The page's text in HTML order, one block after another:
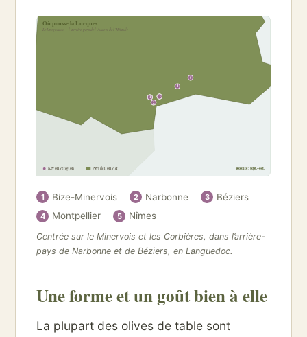
1
2
3
4
5
Où pousse la Lucques
Le Languedoc — l’arrière-pays de l’Aude et de l’Hérault
Key olive region Pays de l’olivier Récolte : sept.–oct.
1 Bize-Minervois 2 Narbonne 3 Béziers
4 Montpellier 5 Nîmes
Centrée sur le Minervois et les Corbières, dans l’arrière-
pays de Narbonne et de Béziers, en Languedoc.
Une forme et un goût bien à elle
La plupart des olives de table sont